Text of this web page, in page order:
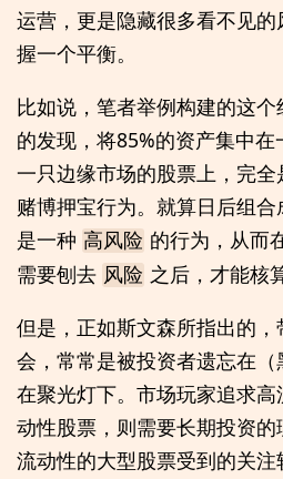
运营，更是隐藏很多看不见
握一个平衡。
比如说，笔者举例构建的这
的发现，将85%的资产集中
一只边缘市场的股票上，完
赌博押宝行为。就算日后组
是一种 高风险 的行为，从而
需要刨去 风险 之后，才能核
但是，正如斯文森所指出的
会，常常是被投资者遗忘在
在聚光灯下。市场玩家追求
动性股票，则需要长期投资
流动性的大型股票受到的关